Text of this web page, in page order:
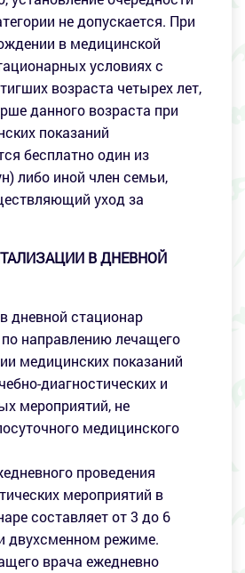
не допускается. При
в медицинской
условиях с
возраста четырех лет,
данного возраста при
показаний
бесплатно один из
либо иной член семьи,
уход за
В ДНЕВНОЙ
дневной стационар
направлению лечащего
медицинских показаний
диагностических и
мероприятий, не
медицинского
проведения
мероприятий в
составляет от 3 до 6
двухсменном режиме.
врача ежедневно